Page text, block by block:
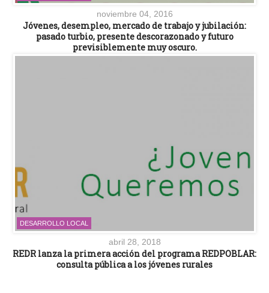
noviembre 04, 2016
Jóvenes, desempleo, mercado de trabajo y jubilación:
pasado turbio, presente descorazonado y futuro
previsiblemente muy oscuro.
DESARROLLO LOCAL
abril 28, 2018
REDR lanza la primera acción del programa REDPOBLAR:
consulta pública a los jóvenes rurales